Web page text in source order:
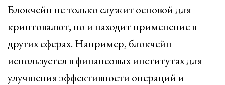
Блокчейн не только служит основой для
криптовалют, но и находит применение в
других сферах. Например, блокчейн
используется в финансовых институтах для
улучшения эффективности операций и